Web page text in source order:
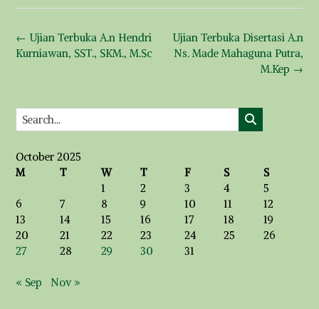
Post
navigation
Ujian Terbuka Disertasi A.n
Ns. Made Mahaguna Putra,
M.Kep →
← Ujian Terbuka A.n Hendri
Kurniawan, SST., SKM., M.Sc
October 2025
M
T W T F S
S
1
2 3 4
5
6
7 8 9 10 11
12
13
14 15 16 17 18
19
20
21 22 23 24 25
26
27
28 29 30 31
« Sep Nov »